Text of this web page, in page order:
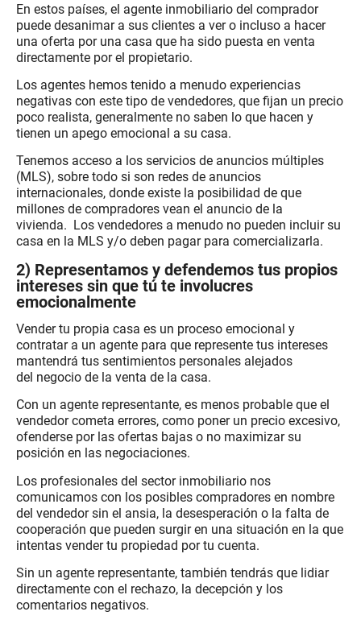
En estos países, el agente inmobiliario del comprador
puede desanimar a sus clientes a ver o incluso a hacer
una oferta por una casa que ha sido puesta en venta
directamente por el propietario.
Los agentes hemos tenido a menudo experiencias
negativas con este tipo de vendedores, que fijan un precio
poco realista, generalmente no saben lo que hacen y
tienen un apego emocional a su casa.
Tenemos acceso a los servicios de anuncios múltiples
(MLS), sobre todo si son redes de anuncios
internacionales, donde existe la posibilidad de que
millones de compradores vean el anuncio de la
vivienda. Los vendedores a menudo no pueden incluir su
casa en la MLS y/o deben pagar para comercializarla.
2) Representamos y defendemos tus propios
intereses sin que tú te involucres
emocionalmente
Vender tu propia casa es un proceso emocional y
contratar a un agente para que represente tus intereses
mantendrá tus sentimientos personales alejados
del negocio de la venta de la casa.
Con un agente representante, es menos probable que el
vendedor cometa errores, como poner un precio excesivo,
ofenderse por las ofertas bajas o no maximizar su
posición en las negociaciones.
Los profesionales del sector inmobiliario nos
comunicamos con los posibles compradores en nombre
del vendedor sin el ansia, la desesperación o la falta de
cooperación que pueden surgir en una situación en la que
intentas vender tu propiedad por tu cuenta.
Sin un agente representante, también tendrás que lidiar
directamente con el rechazo, la decepción y los
comentarios negativos.